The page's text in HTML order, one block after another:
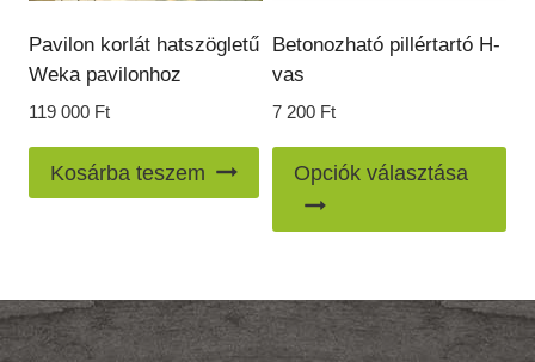
Pavilon korlát hatszögletű
Weka pavilonhoz
119 000 Ft
Kosárba teszem
Betonozható pillértartó H-
vas
7 200 Ft
Opciók választása